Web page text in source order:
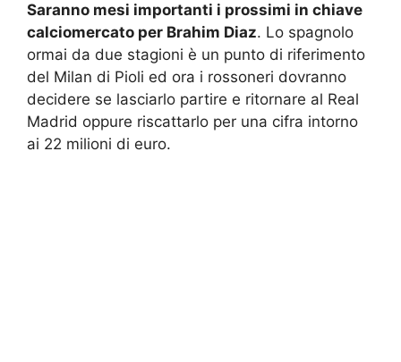
Saranno mesi importanti i prossimi in chiave
calciomercato per Brahim Diaz. Lo spagnolo
ormai da due stagioni è un punto di riferimento
del Milan di Pioli ed ora i rossoneri dovranno
decidere se lasciarlo partire e ritornare al Real
Madrid oppure riscattarlo per una cifra intorno
ai 22 milioni di euro.